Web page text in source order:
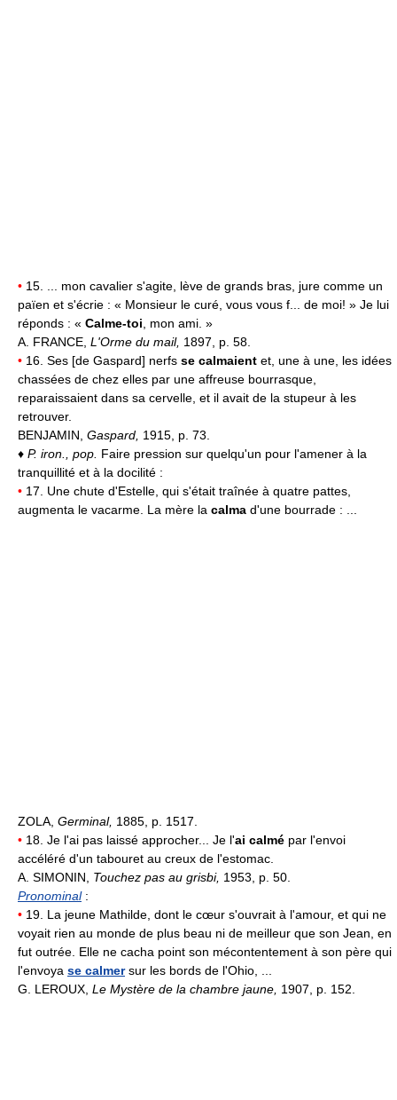
• 15. ... mon cavalier s'agite, lève de grands bras, jure comme un
païen et s'écrie : « Monsieur le curé, vous vous f... de moi! » Je lui
réponds : « Calme-toi , mon ami. »
A. FRANCE, L'Orme du mail, 1897, p. 58.
• 16. Ses [de Gaspard] nerfs se calmaient et, une à une, les idées
chassées de chez elles par une affreuse bourrasque,
reparaissaient dans sa cervelle, et il avait de la stupeur à les
retrouver.
BENJAMIN, Gaspard, 1915, p. 73.
♦ P. iron., pop. Faire pression sur quelqu'un pour l'amener à la
tranquillité et à la docilité :
• 17. Une chute d'Estelle, qui s'était traînée à quatre pattes,
augmenta le vacarme. La mère la calma d'une bourrade : ...
ZOLA, Germinal, 1885, p. 1517.
• 18. Je l'ai pas laissé approcher... Je l'ai calmé par l'envoi
accéléré d'un tabouret au creux de l'estomac.
A. SIMONIN, Touchez pas au grisbi, 1953, p. 50.
Pronominal:
• 19. La jeune Mathilde, dont le cœur s'ouvrait à l'amour, et qui ne
voyait rien au monde de plus beau ni de meilleur que son Jean, en
fut outrée. Elle ne cacha point son mécontentement à son père qui
l'envoya se calmersur les bords de l'Ohio, ...
G. LEROUX, Le Mystère de la chambre jaune, 1907, p. 152.